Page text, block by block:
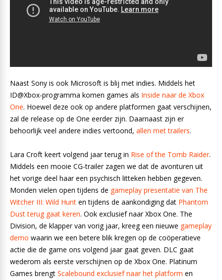
Naast Sony is ook Microsoft is blij met indies. Middels het
ID@Xbox-programma komen games als Inside naar de Xbox
One. Hoewel deze ook op andere platformen gaat verschijnen,
zal de release op de One eerder zijn. Daarnaast zijn er
behoorlijk veel andere indies vertoond, allen met trailers.
Lara Croft keert volgend jaar terug in Rise of the Tomb Raider.
Middels een mooie CG-trailer zagen we dat de avonturen uit
het vorige deel haar een psychisch litteken hebben gegeven.
Monden vielen open tijdens de gameplay presentatie van The
Witcher III: Wild Hunt en tijdens de aankondiging dat Phantom
Dust terug gaat keren. Ook exclusief naar Xbox One. The
Division, de klapper van vorig jaar, kreeg een nieuwe gameplay
demo waarin we een betere blik kregen op de coöperatieve
actie die de game ons volgend jaar gaat geven. DLC gaat
wederom als eerste verschijnen op de Xbox One. Platinum
Games brengt Scalebound exclusief naar het platform en